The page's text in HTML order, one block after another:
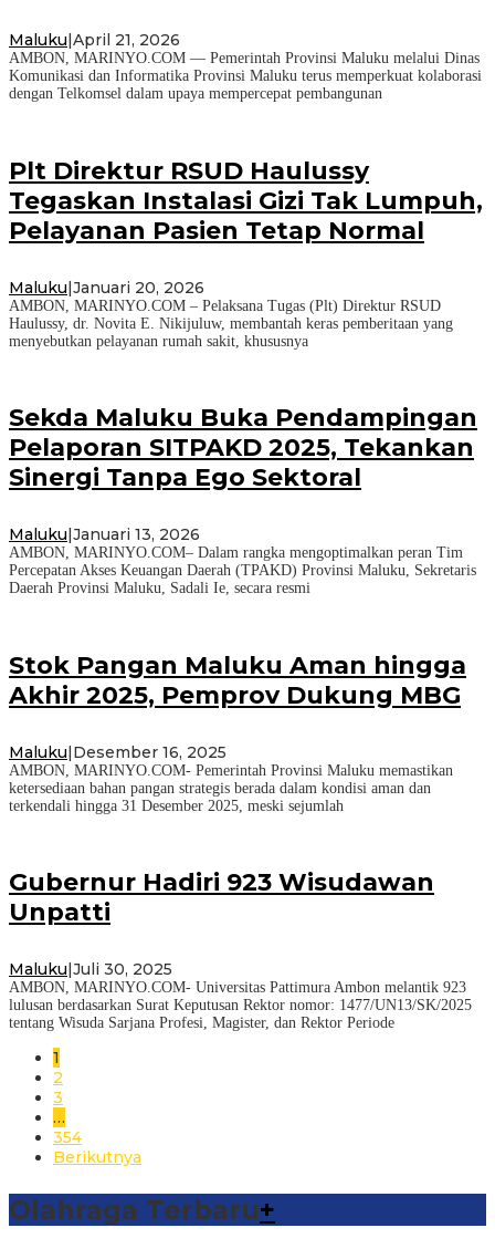
Maluku April 21, 2026
AMBON, MARINYO.COM — Pemerintah Provinsi Maluku melalui Dinas
Komunikasi dan Informatika Provinsi Maluku terus memperkuat kolaborasi
dengan Telkomsel dalam upaya mempercepat pembangunan
Plt Direktur RSUD Haulussy
Tegaskan Instalasi Gizi Tak Lumpuh,
Pelayanan Pasien Tetap Normal
Maluku|Januari 20, 2026
AMBON, MARINYO.COM – Pelaksana Tugas (Plt) Direktur RSUD
Haulussy, dr. Novita E. Nikijuluw, membantah keras pemberitaan yang
menyebutkan pelayanan rumah sakit, khususnya
Sekda Maluku Buka Pendampingan
Pelaporan SITPAKD 2025, Tekankan
Sinergi Tanpa Ego Sektoral
Maluku Januari 13, 2026
AMBON, MARINYO.COM– Dalam rangka mengoptimalkan peran Tim
Percepatan Akses Keuangan Daerah (TPAKD) Provinsi Maluku, Sekretaris
Daerah Provinsi Maluku, Sadali Ie, secara resmi
Stok Pangan Maluku Aman hingga
Akhir 2025, Pemprov Dukung MBG
Maluku|Desember 16, 2025
AMBON, MARINYO.COM- Pemerintah Provinsi Maluku memastikan
ketersediaan bahan pangan strategis berada dalam kondisi aman dan
terkendali hingga 31 Desember 2025, meski sejumlah
Gubernur Hadiri 923 Wisudawan
Unpatti
Maluku Juli 30, 2025
AMBON, MARINYO.COM- Universitas Pattimura Ambon melantik 923
lulusan berdasarkan Surat Keputusan Rektor nomor: 1477/UN13/SK/2025
tentang Wisuda Sarjana Profesi, Magister, dan Rektor Periode
1
2
3
…
354
Berikutnya
Olahraga Terbaru+